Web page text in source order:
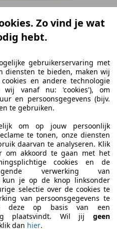
Zo vind je wat
hebt.
gebruikerservaring met
diensten te bieden, maken wij
en andere technologie
wij vanaf nu: 'cookies'), om
en persoonsgegevens (bijv.
te gebruiken.
om op jouw persoonlijk
te tonen, onze diensten
daarvan te analyseren. Klik
om akkoord te gaan met het
cookies en de
verwerking van
kun je op de knop linksonder
selectie over de cookies te
van persoonsgegevens te
deze op basis van een
plaatsvindt. Wil jij geen
dan hier.